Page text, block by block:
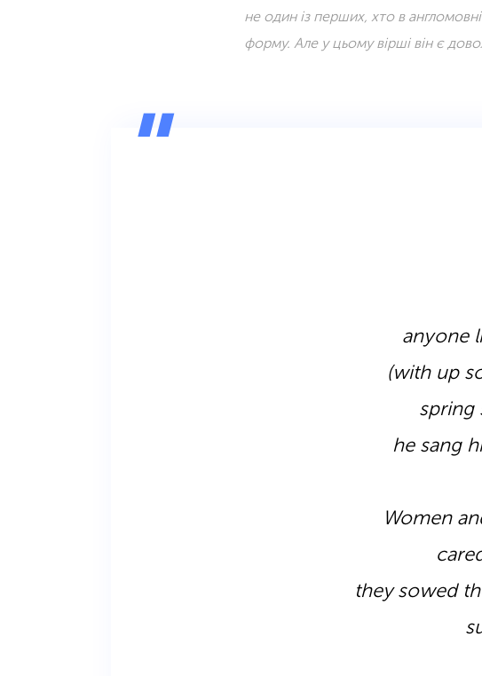
не один із перших, хто в
форму. Але у цьому вірші він є
anyone
(with up
spring
he sang
Women
they sowed